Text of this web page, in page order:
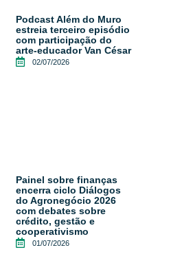
Podcast Além do Muro
estreia terceiro episódio
com participação do
arte-educador Van César
02/07/2026
Painel sobre finanças
encerra ciclo Diálogos
do Agronegócio 2026
com debates sobre
crédito, gestão e
cooperativismo
01/07/2026